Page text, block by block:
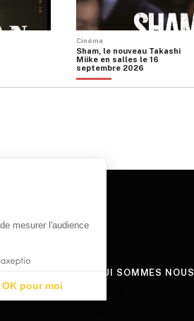
Cinéma
Sham, le nouveau Takashi
Miike en salles le 16
septembre 2026
QUI SOMMES NOUS